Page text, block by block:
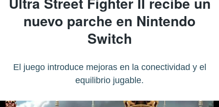
nuevo parche en Nintendo
Switch
El juego introduce mejoras en la conectividad y el
equilibrio jugable.